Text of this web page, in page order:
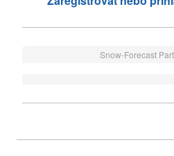
Snow-Forecast